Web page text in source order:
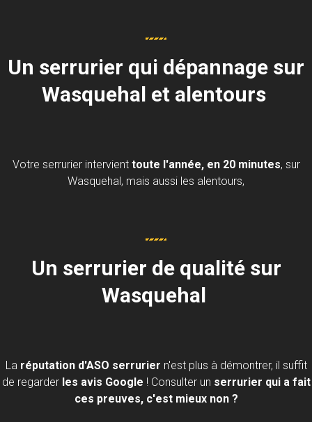
Un serrurier qui dépannage sur
Wasquehal et alentours
Votre serrurier intervient toute l'année, en 20 minutes, sur
Wasquehal, mais aussi les alentours,
Un serrurier de qualité sur
Wasquehal
La réputation d'ASO serrurier n'est plus à démontrer, il suffit
de regarder les avis Google ! Consulter un serrurier qui a fait
ces preuves, c'est mieux non ?